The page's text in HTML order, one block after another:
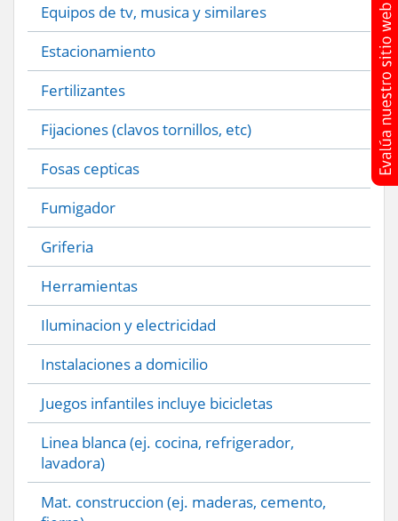
Equipos de tv, musica y similares
Estacionamiento
Fertilizantes
Fijaciones (clavos tornillos, etc)
Fosas cepticas
Fumigador
Griferia
Herramientas
Iluminacion y electricidad
Instalaciones a domicilio
Juegos infantiles incluye bicicletas
Linea blanca (ej. cocina, refrigerador,
lavadora)
Mat. construccion (ej. maderas, cemento,